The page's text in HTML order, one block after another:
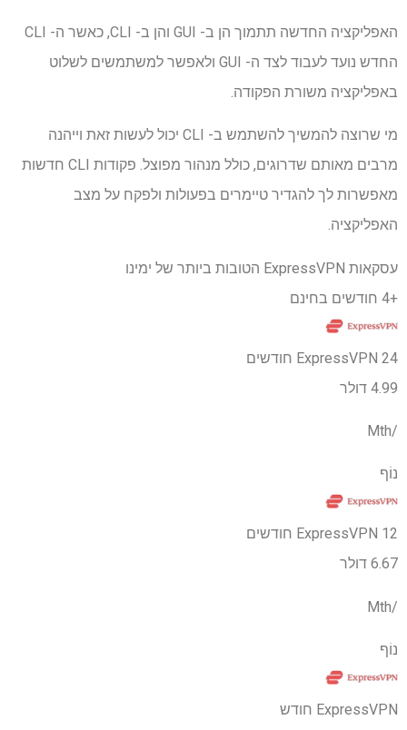
האפליקציה החדשה תתמוך הן ב- GUI והן ב- CLI, כאשר ה- CLI
החדש נועד לעבוד לצד ה- GUI ולאפשר למשתמשים לשלוט
באפליקציה משורת הפקודה.
מי שרוצה להמשיך להשתמש ב- CLI יכול לעשות זאת וייהנה
מרבים מאותם שדרוגים, כולל מנהור מפוצל. פקודות CLI חדשות
מאפשרות לך להגדיר טיימרים בפעולות ולפקח על מצב
האפליקציה.
עסקאות ExpressVPN הטובות ביותר של ימינו
+4 חודשים בחינם
ExpressVPN 24 חודשים
4.99 דולר
/Mth
נוֹף
ExpressVPN 12 חודשים
6.67 דולר
/Mth
נוֹף
ExpressVPN חודש